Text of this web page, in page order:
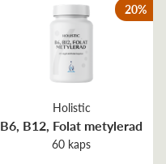
Holistic
B6, B12, Folat metylerad
60 kaps
20%